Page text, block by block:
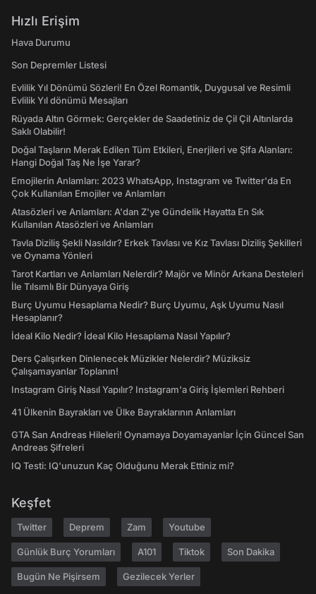
Hızlı Erişim
Hava Durumu
Son Depremler Listesi
Evlilik Yıl Dönümü Sözleri! En Özel Romantik, Duygusal ve Resimli
Evlilik Yıl dönümü Mesajları
Rüyada Altın Görmek: Gerçekler de Saadetiniz de Çil Çil Altınlarda
Saklı Olabilir!
Doğal Taşların Merak Edilen Tüm Etkileri, Enerjileri ve Şifa Alanları:
Hangi Doğal Taş Ne İşe Yarar?
Emojilerin Anlamları: 2023 WhatsApp, Instagram ve Twitter'da En
Çok Kullanılan Emojiler ve Anlamları
Atasözleri ve Anlamları: A'dan Z'ye Gündelik Hayatta En Sık
Kullanılan Atasözleri ve Anlamları
Tavla Diziliş Şekli Nasıldır? Erkek Tavlası ve Kız Tavlası Diziliş Şekilleri
ve Oynama Yönleri
Tarot Kartları ve Anlamları Nelerdir? Majör ve Minör Arkana Desteleri
İle Tılsımlı Bir Dünyaya Giriş
Burç Uyumu Hesaplama Nedir? Burç Uyumu, Aşk Uyumu Nasıl
Hesaplanır?
İdeal Kilo Nedir? İdeal Kilo Hesaplama Nasıl Yapılır?
Ders Çalışırken Dinlenecek Müzikler Nelerdir? Müziksiz
Çalışamayanlar Toplanın!
Instagram Giriş Nasıl Yapılır? Instagram'a Giriş İşlemleri Rehberi
41 Ülkenin Bayrakları ve Ülke Bayraklarının Anlamları
GTA San Andreas Hileleri! Oynamaya Doyamayanlar İçin Güncel San
Andreas Şifreleri
IQ Testi: IQ'unuzun Kaç Olduğunu Merak Ettiniz mi?
Keşfet
Twitter Deprem Zam Youtube
Günlük Burç Yorumları A101 Tiktok Son Dakika
Bugün Ne Pişirsem Gezilecek Yerler